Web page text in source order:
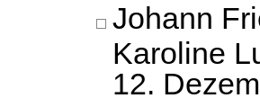
Johann
Karoline
12.